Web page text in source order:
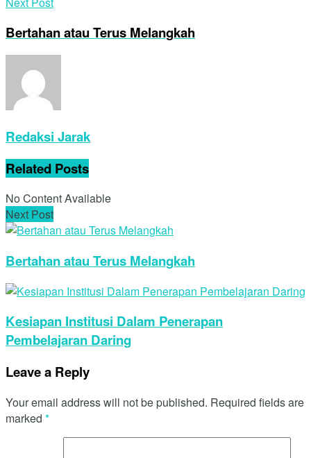
Bertahan atau Terus Melangkah
Redaksi Jarak
Related Posts
No Content Available
Next Post
Bertahan atau Terus Melangkah
Kesiapan Institusi Dalam Penerapan
Pembelajaran Daring
Leave a Reply
Your email address will not be published. Required fields are
marked *